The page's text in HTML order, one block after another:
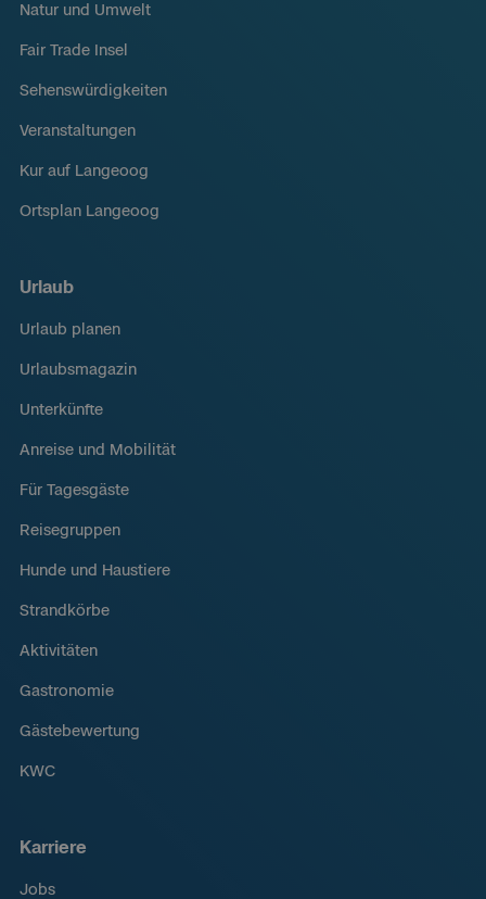
Natur und Umwelt
Fair Trade Insel
Sehenswürdigkeiten
Veranstaltungen
Kur auf Langeoog
Ortsplan Langeoog
Urlaub
Urlaub planen
Urlaubsmagazin
Unterkünfte
Anreise und Mobilität
Für Tagesgäste
Reisegruppen
Hunde und Haustiere
Strandkörbe
Aktivitäten
Gastronomie
Gästebewertung
KWC
Karriere
Jobs